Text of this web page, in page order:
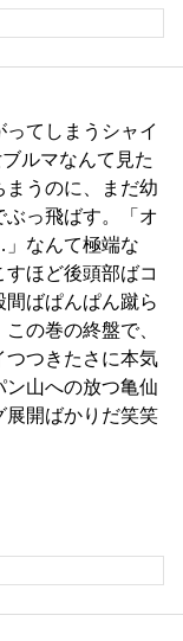
てしまうシャイ
ルマなんて見た
まうのに、まだ幼
ぶっ飛ばす。「オ
なんて極端な
ほど後頭部ばコ
ばぱんぱん蹴ら
の巻の終盤で、
つつきたさに本気
山への放つ亀仙
展開ばかりだ笑笑